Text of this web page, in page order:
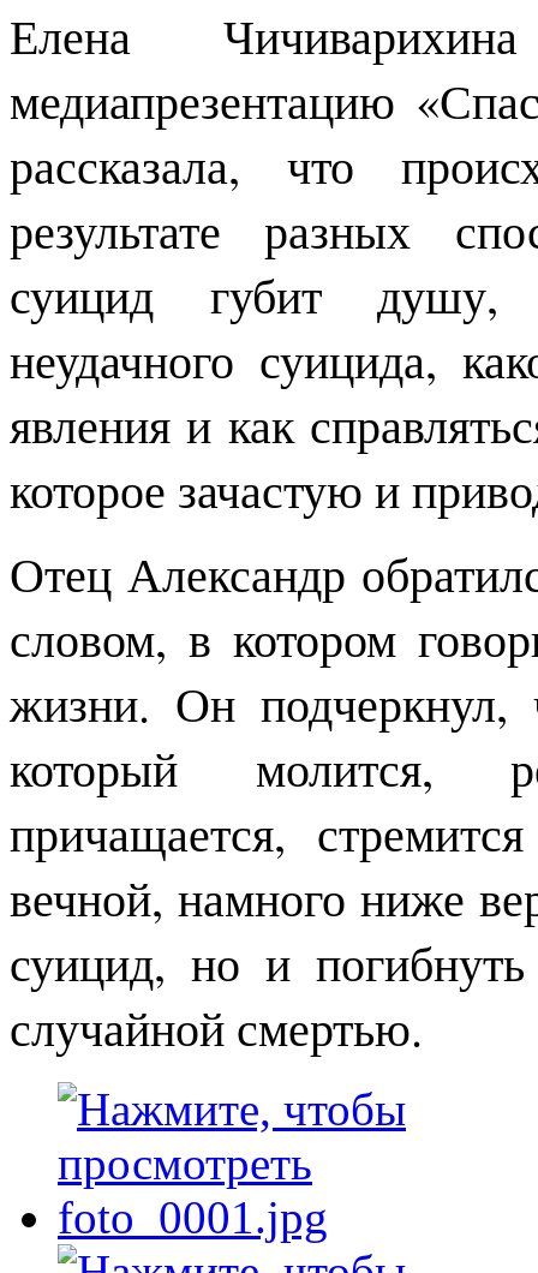
Елена
медиапрезентацию
рассказала, что
результате разных
суицид губит душу,
неудачного суицида,
явления и как
которое зачастую и
Отец Александр
словом, в котором
жизни. Он подчеркнул,
который молится,
причащается,
вечной, намного ниже
суицид, но и
случайной смертью.